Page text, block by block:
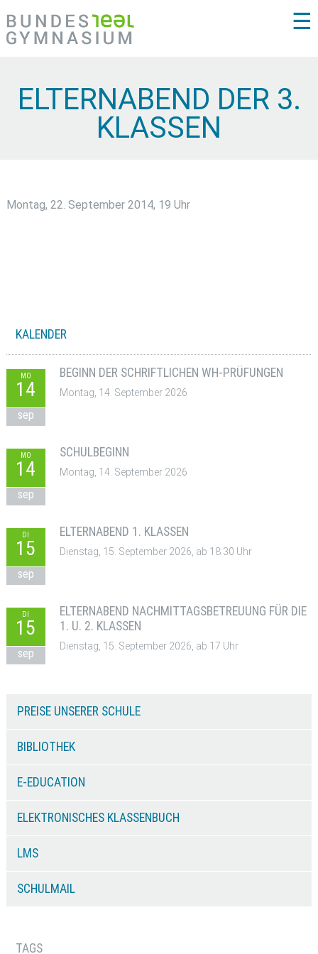
☰
ELTERNABEND DER 3.
KLASSEN
Montag, 22. September 2014, 19 Uhr
KALENDER
MO
14
sep
BEGINN DER SCHRIFTLICHEN WH-PRÜFUNGEN
Montag, 14. September 2026
MO
14
sep
SCHULBEGINN
Montag, 14. September 2026
DI
15
sep
ELTERNABEND 1. KLASSEN
Dienstag, 15. September 2026, ab 18:30 Uhr
DI
15
sep
ELTERNABEND NACHMITTAGSBETREUUNG FÜR DIE
1. U. 2. KLASSEN
Dienstag, 15. September 2026, ab 17 Uhr
PREISE UNSERER SCHULE
BIBLIOTHEK
E-EDUCATION
ELEKTRONISCHES KLASSENBUCH
LMS
SCHULMAIL
TAGS